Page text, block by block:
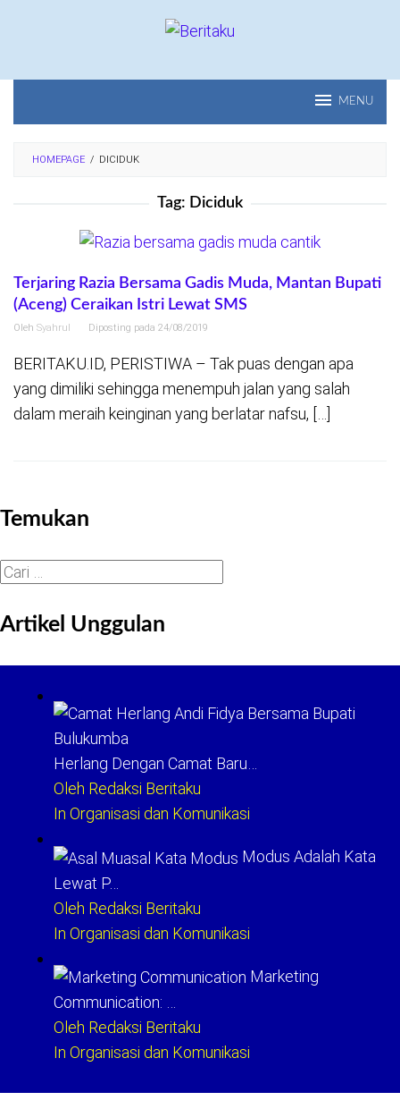
MENU
HOMEPAGE / DICIDUK
Tag: Diciduk
Terjaring Razia Bersama Gadis Muda, Mantan Bupati
(Aceng) Ceraikan Istri Lewat SMS
Oleh Syahrul Diposting pada 24/08/2019
BERITAKU.ID, PERISTIWA – Tak puas dengan apa
yang dimiliki sehingga menempuh jalan yang salah
dalam meraih keinginan yang berlatar nafsu, […]
Temukan
Cari
Artikel Unggulan
Herlang Dengan Camat Baru…
Oleh Redaksi Beritaku
In Organisasi dan Komunikasi
Modus Adalah Kata
Lewat P…
Oleh Redaksi Beritaku
In Organisasi dan Komunikasi
Marketing
Communication: …
Oleh Redaksi Beritaku
In Organisasi dan Komunikasi